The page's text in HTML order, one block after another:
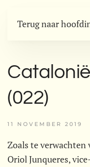
Terug naar
(022)
11 NOVEMBER 2019
Zoals te verwachten
Oriol Junqueres,